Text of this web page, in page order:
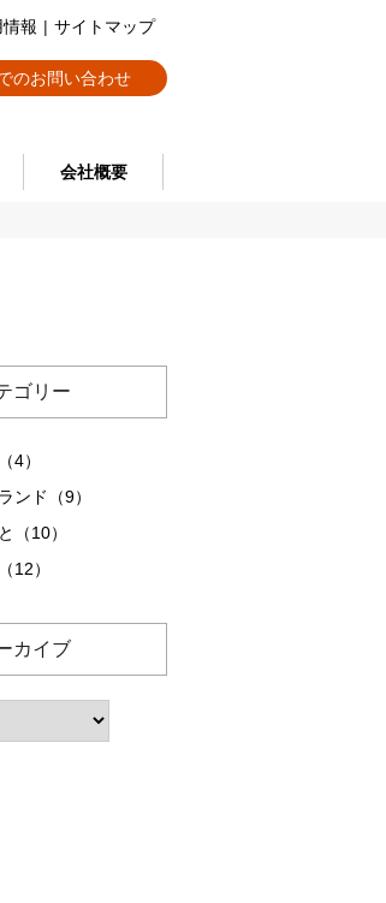
報 | サイトマップ
のお問い合わせ
会社概要
ゴリー
4）
ンド（9）
（10）
12）
カイブ